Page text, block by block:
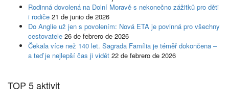
Rodinná dovolená na Dolní Moravě s nekonečno zážitků pro děti
i rodiče 21 de junio de 2026
Do Anglie už jen s povolením: Nová ETA je povinná pro všechny
cestovatele 26 de febrero de 2026
Čekala více než 140 let. Sagrada Família je téměř dokončena –
a teď je nejlepší čas ji vidět 22 de febrero de 2026
TOP 5 aktivit